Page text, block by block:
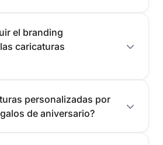
el branding
caricaturas
personalizadas por
de aniversario?